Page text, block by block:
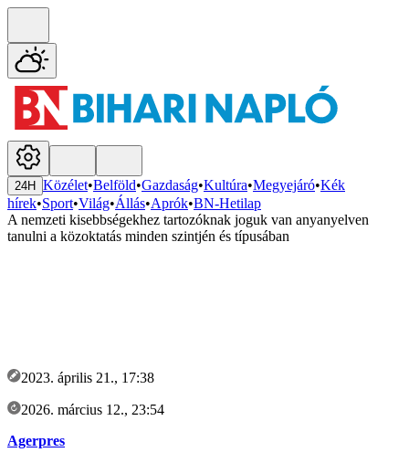
24H Közélet•Belföld•Gazdaság•Kultúra•Megyejáró•Kék
hírek•Sport•Világ•Állás•Aprók•BN-Hetilap
A nemzeti kisebbségekhez tartozóknak joguk van anyanyelven
tanulni a közoktatás minden szintjén és típusában
2023. április 21., 17:38
2026. március 12., 23:54
Agerpres